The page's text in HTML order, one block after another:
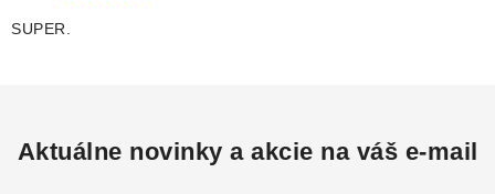
SUPER.
Aktuálne novinky a akcie na váš e-mail